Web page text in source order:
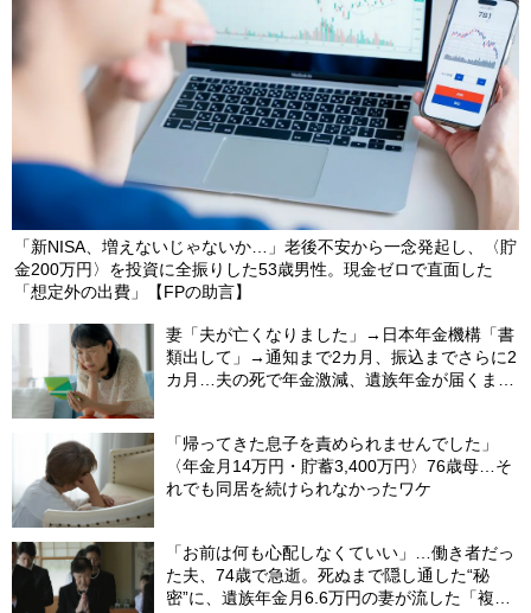
「新NISA、増えないじゃないか…」老後不安から一念発起し、〈貯
金200万円〉を投資に全振りした53歳男性。現金ゼロで直面した
「想定外の出費」【FPの助言】
妻「夫が亡くなりました」→日本年金機構「書
類出して」→通知まで2カ月、振込までさらに2
カ月…夫の死で年金激減、遺族年金が届くまで
「帰ってきた息子を責められませんでした」
〈年金月14万円・貯蓄3,400万円〉76歳母…そ
れでも同居を続けられなかったワケ
「お前は何も心配しなくていい」…働き者だっ
た夫、74歳で急逝。死ぬまで隠し通した“秘
密”に、遺族年金月6.6万円の妻が流した「複雑